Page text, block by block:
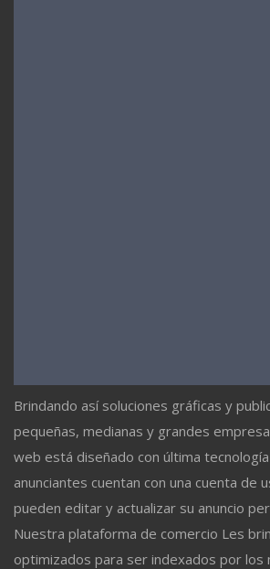
Brindando así soluciones gráficas y
pequeñas, medianas y grandes
web está diseñado con última
anunciantes cuentan con una cuenta de
pueden editar y actualizar su anuncio
Nuestra plataforma de comercio Les
optimizados para ser indexados por los